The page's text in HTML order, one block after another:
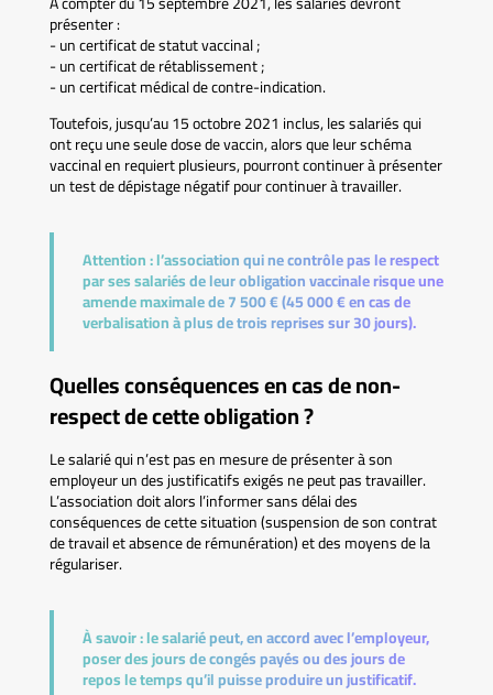
présenter :
- un certificat de statut vaccinal ;
- un certificat de rétablissement ;
- un certificat médical de contre-indication.
Toutefois, jusqu’au 15 octobre 2021 inclus, les salariés qui
ont reçu une seule dose de vaccin, alors que leur schéma
vaccinal en requiert plusieurs, pourront continuer à présenter
un test de dépistage négatif pour continuer à travailler.
Attention :l’association qui ne contrôle pas le respect
par ses salariés de leur obligation vaccinale risque une
amende maximale de 7 500 € (45 000 € en cas de
verbalisation à plus de trois reprises sur 30 jours).
Quelles conséquences en cas de non-
respect de cette obligation ?
Le salarié qui n’est pas en mesure de présenter à son
employeur un des justificatifs exigés ne peut pas travailler.
L’association doit alors l’informer sans délai des
conséquences de cette situation (suspension de son contrat
de travail et absence de rémunération) et des moyens de la
régulariser.
À savoir :le salarié peut, en accord avec l’employeur,
poser des jours de congés payés ou des jours de
repos le temps qu’il puisse produire un justificatif.